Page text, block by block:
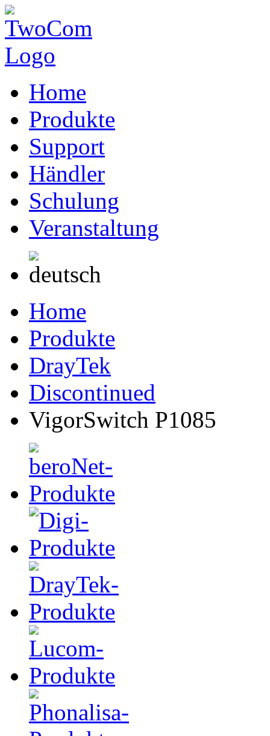
Home
Produkte
Support
Händler
Schulung
Veranstaltung
Home
Produkte
DrayTek
Discontinued
VigorSwitch P1085